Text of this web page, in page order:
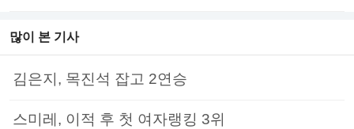
많이 본 기사
김은지, 목진석 잡고 2연승
스미레, 이적 후 첫 여자랭킹 3위